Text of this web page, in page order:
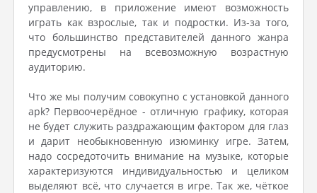
управлению, в приложение имеют возможность
играть как взрослые, так и подростки. Из-за того,
что большинство представителей данного жанра
предусмотрены на всевозможную возрастную
аудиторию.
Что же мы получим совокупно с установкой данного
apk? Первоочерёдное - отличную графику, которая
не будет служить раздражающим фактором для глаз
и дарит необыкновенную изюминку игре. Затем,
надо сосредоточить внимание на музыке, которые
характеризуются индивидуальностью и целиком
выделяют всё, что случается в игре. Так же, чёткое